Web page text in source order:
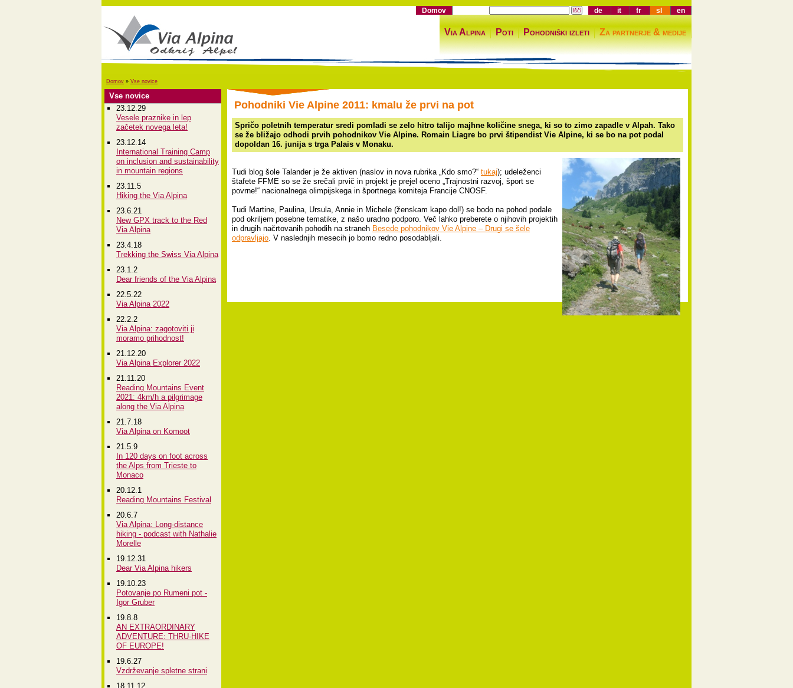
Domov de it fr sl en
Via Alpina Poti Pohodniški izleti Za partnerje & medije
Domov » Vse novice
Vse novice
23.12.29
Vesele praznike in lep
začetek novega leta!
23.12.14
International Training Camp
on inclusion and sustainability
in mountain regions
23.11.5
Hiking the Via Alpina
23.6.21
New GPX track to the Red
Via Alpina
23.4.18
Trekking the Swiss Via Alpina
23.1.2
Dear friends of the Via Alpina
22.5.22
Via Alpina 2022
22.2.2
Via Alpina: zagotoviti ji
moramo prihodnost!
21.12.20
Via Alpina Explorer 2022
21.11.20
Reading Mountains Event
2021: 4km/h a pilgrimage
along the Via Alpina
21.7.18
Via Alpina on Komoot
21.5.9
In 120 days on foot across
the Alps from Trieste to
Monaco
20.12.1
Reading Mountains Festival
20.6.7
Via Alpina: Long-distance
hiking - podcast with Nathalie
Morelle
19.12.31
Dear Via Alpina hikers
19.10.23
Potovanje po Rumeni pot -
Igor Gruber
19.8.8
AN EXTRAORDINARY
ADVENTURE: THRU-HIKE
OF EUROPE!
19.6.27
Vzdrževanje spletne strani
18.11.12
Pohodniki Vie Alpine 2011: kmalu že prvi na pot
Spričo poletnih temperatur sredi pomladi se zelo hitro talijo majhne količine snega, ki so to zimo zapadle v Alpah. Tako
se že bližajo odhodi prvih pohodnikov Vie Alpine. Romain Liagre bo prvi štipendist Vie Alpine, ki se bo na pot podal
dopoldan 16. junija s trga Palais v Monaku.
Tudi blog šole Talander je že aktiven (naslov in nova rubrika „Kdo smo?“ tukaj); udeleženci
štafete FFME so se že srečali prvič in projekt je prejel oceno „Trajnostni razvoj, šport se
povrne!“ nacionalnega olimpijskega in športnega komiteja Francije CNOSF.
Tudi Martine, Paulina, Ursula, Annie in Michele (ženskam kapo dol!) se bodo na pohod podale
pod okriljem posebne tematike, z našo uradno podporo. Več lahko preberete o njihovih projektih
in drugih načrtovanih pohodih na straneh Besede pohodnikov Vie Alpine – Drugi se šele
odpravljajo. V naslednjih mesecih jo bomo redno posodabljali.